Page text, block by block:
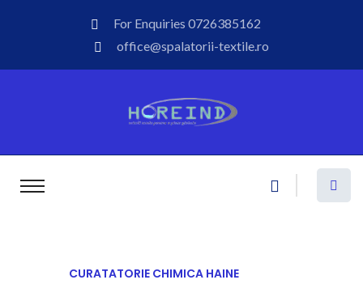
For Enquiries 0726385162
office@spalatorii-textile.ro
CURATATORIE CHIMICA HAINE